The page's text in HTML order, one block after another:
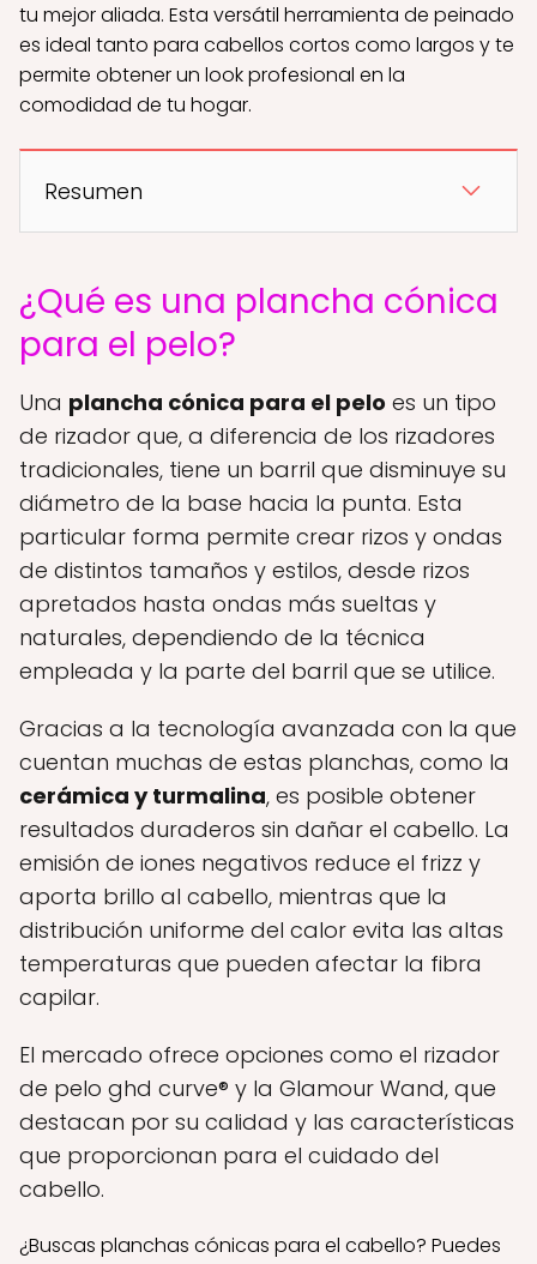
tu mejor aliada. Esta versátil herramienta de peinado
es ideal tanto para cabellos cortos como largos y te
permite obtener un look profesional en la
comodidad de tu hogar.
Resumen
¿Qué es una plancha cónica
para el pelo?
Una plancha cónica para el pelo es un tipo
de rizador que, a diferencia de los rizadores
tradicionales, tiene un barril que disminuye su
diámetro de la base hacia la punta. Esta
particular forma permite crear rizos y ondas
de distintos tamaños y estilos, desde rizos
apretados hasta ondas más sueltas y
naturales, dependiendo de la técnica
empleada y la parte del barril que se utilice.
Gracias a la tecnología avanzada con la que
cuentan muchas de estas planchas, como la
cerámica y turmalina, es posible obtener
resultados duraderos sin dañar el cabello. La
emisión de iones negativos reduce el frizz y
aporta brillo al cabello, mientras que la
distribución uniforme del calor evita las altas
temperaturas que pueden afectar la fibra
capilar.
El mercado ofrece opciones como el rizador
de pelo ghd curve® y la Glamour Wand, que
destacan por su calidad y las características
que proporcionan para el cuidado del
cabello.
¿Buscas planchas cónicas para el cabello? Puedes